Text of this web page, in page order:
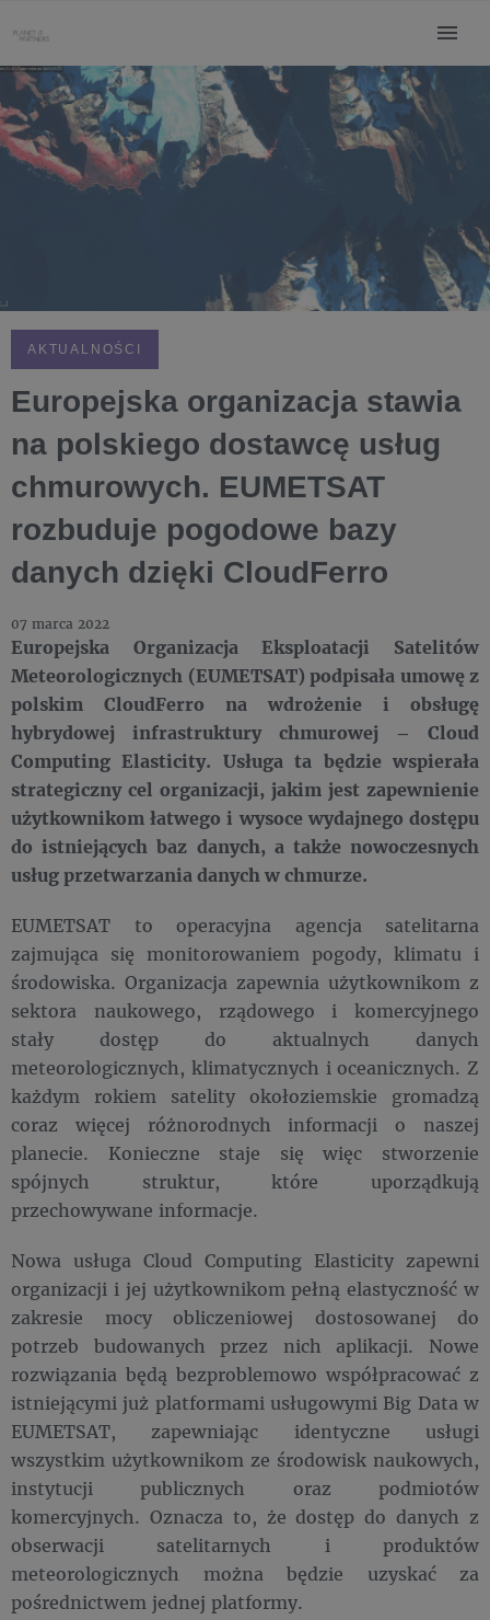
AKTUALNOŚCI
Europejska organizacja stawia
na polskiego dostawcę usług
chmurowych. EUMETSAT
rozbuduje pogodowe bazy
danych dzięki CloudFerro
07 marca 2022
Europejska Organizacja Eksploatacji Satelitów
Meteorologicznych (EUMETSAT) podpisała umowę z
polskim CloudFerro na wdrożenie i obsługę
hybrydowej infrastruktury chmurowej – Cloud
Computing Elasticity. Usługa ta będzie wspierała
strategiczny cel organizacji, jakim jest zapewnienie
użytkownikom łatwego i wysoce wydajnego dostępu
do istniejących baz danych, a także nowoczesnych
usług przetwarzania danych w chmurze.
EUMETSAT to operacyjna agencja satelitarna
zajmująca się monitorowaniem pogody, klimatu i
środowiska. Organizacja zapewnia użytkownikom z
sektora naukowego, rządowego i komercyjnego
stały dostęp do aktualnych danych
meteorologicznych, klimatycznych i oceanicznych. Z
każdym rokiem satelity okołoziemskie gromadzą
coraz więcej różnorodnych informacji o naszej
planecie. Konieczne staje się więc stworzenie
spójnych struktur, które uporządkują
przechowywane informacje.
Nowa usługa Cloud Computing Elasticity zapewni
organizacji i jej użytkownikom pełną elastyczność w
zakresie mocy obliczeniowej dostosowanej do
potrzeb budowanych przez nich aplikacji. Nowe
rozwiązania będą bezproblemowo współpracować z
istniejącymi już platformami usługowymi Big Data w
EUMETSAT, zapewniając identyczne usługi
wszystkim użytkownikom ze środowisk naukowych,
instytucji publicznych oraz podmiotów
komercyjnych. Oznacza to, że dostęp do danych z
obserwacji satelitarnych i produktów
meteorologicznych można będzie uzyskać za
pośrednictwem jednej platformy.